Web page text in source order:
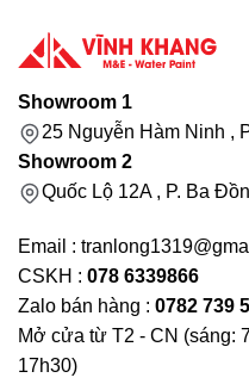
Showroom 1
25 Nguyễn Hàm Ninh ,
Showroom 2
Quốc Lộ 12A , P. Ba
Email :
CSKH : 078 6339866
Zalo bán hàng : 0782 739
Mở cửa từ T2 - CN (sáng:
17h30)